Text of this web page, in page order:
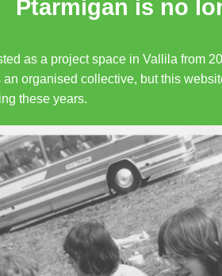
Ptarmigan is no
as a project space in Vallila from
an organised collective, but this
these years.